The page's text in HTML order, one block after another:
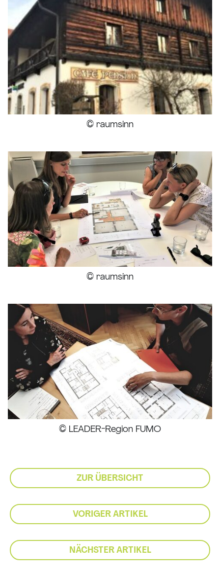
© raumsinn
© raumsinn
© LEADER-Region FUMO
ZUR ÜBERSICHT
VORIGER ARTIKEL
NÄCHSTER ARTIKEL